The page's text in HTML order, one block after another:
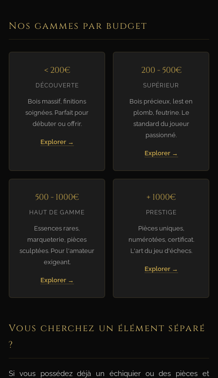
Nos gammes par budget
< 200€
DÉCOUVERTE
Bois massif, finitions
soignées. Parfait pour
débuter ou offrir.
Explorer →
200 - 500€
SUPÉRIEUR
Bois précieux, lest en
plomb, feutrine. Le
standard du joueur
passionné.
Explorer →
500 - 1000€
HAUT DE GAMME
Essences rares,
marqueterie, pièces
sculptées. Pour l'amateur
exigeant.
Explorer →
+ 1000€
PRESTIGE
Pièces uniques,
numérotées, certificat.
L'art du jeu d'échecs.
Explorer →
Vous cherchez un élément séparé
?
Si vous possédez déjà un échiquier ou des pièces et